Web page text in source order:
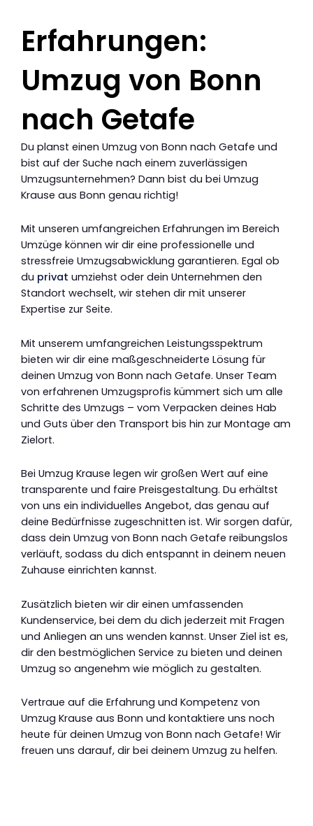
Erfahrungen:
Umzug von Bonn
nach Getafe
Du planst einen Umzug von Bonn nach Getafe und
bist auf der Suche nach einem zuverlässigen
Umzugsunternehmen? Dann bist du bei Umzug
Krause aus Bonn genau richtig!
Mit unseren umfangreichen Erfahrungen im Bereich
Umzüge können wir dir eine professionelle und
stressfreie Umzugsabwicklung garantieren. Egal ob
du privat umziehst oder dein Unternehmen den
Standort wechselt, wir stehen dir mit unserer
Expertise zur Seite.
Mit unserem umfangreichen Leistungsspektrum
bieten wir dir eine maßgeschneiderte Lösung für
deinen Umzug von Bonn nach Getafe. Unser Team
von erfahrenen Umzugsprofis kümmert sich um alle
Schritte des Umzugs – vom Verpacken deines Hab
und Guts über den Transport bis hin zur Montage am
Zielort.
Bei Umzug Krause legen wir großen Wert auf eine
transparente und faire Preisgestaltung. Du erhältst
von uns ein individuelles Angebot, das genau auf
deine Bedürfnisse zugeschnitten ist. Wir sorgen dafür,
dass dein Umzug von Bonn nach Getafe reibungslos
verläuft, sodass du dich entspannt in deinem neuen
Zuhause einrichten kannst.
Zusätzlich bieten wir dir einen umfassenden
Kundenservice, bei dem du dich jederzeit mit Fragen
und Anliegen an uns wenden kannst. Unser Ziel ist es,
dir den bestmöglichen Service zu bieten und deinen
Umzug so angenehm wie möglich zu gestalten.
Vertraue auf die Erfahrung und Kompetenz von
Umzug Krause aus Bonn und kontaktiere uns noch
heute für deinen Umzug von Bonn nach Getafe! Wir
freuen uns darauf, dir bei deinem Umzug zu helfen.